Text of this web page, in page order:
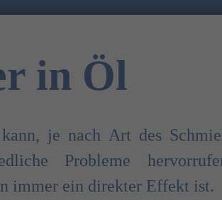
in Öl
je nach Art des
Probleme
immer ein direkter Effekt ist.